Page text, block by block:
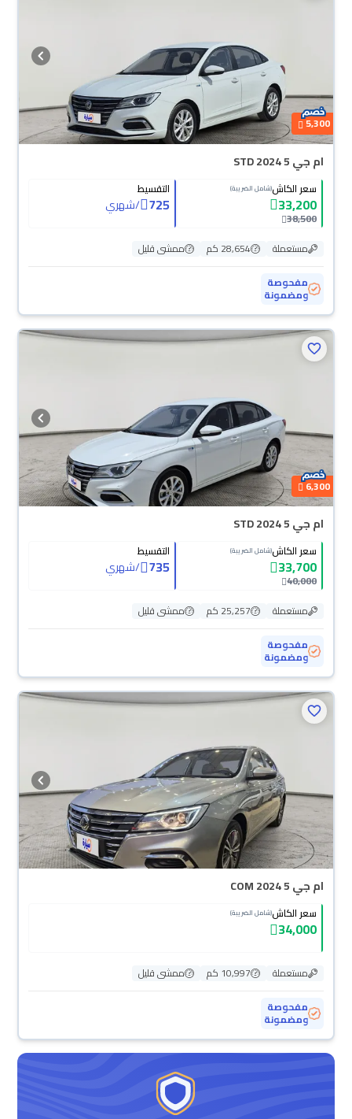
5,300
ام جي 5 STD 2024
سعر الكاش(شامل الضريبة)
33,200
38,500
التقسيط
725
/شهري
مستعملة 28,654 كم
ممشى قليل
مفحوصة
ومضمونة
6,300
ام جي 5 STD 2024
سعر الكاش(شامل الضريبة)
33,700
40,000
التقسيط
735
/شهري
مستعملة 25,257 كم
ممشى قليل
مفحوصة
ومضمونة
ام جي 5 COM 2024
سعر الكاش(شامل الضريبة)
34,000
مستعملة 10,997 كم
ممشى قليل
مفحوصة
ومضمونة